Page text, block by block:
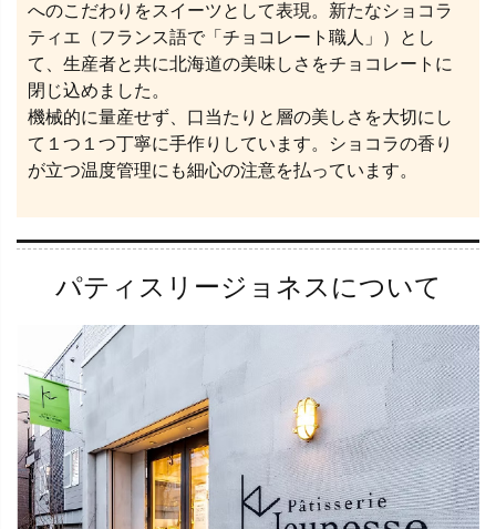
へのこだわりをスイーツとして表現。新たなショコラ
ティエ（フランス語で「チョコレート職人」）とし
て、生産者と共に北海道の美味しさをチョコレートに
閉じ込めました。
機械的に量産せず、口当たりと層の美しさを大切にし
て１つ１つ丁寧に手作りしています。ショコラの香り
が立つ温度管理にも細心の注意を払っています。
パティスリージョネスについて